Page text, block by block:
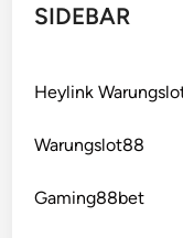
SIDEBAR
Heylink
Warungslot88
Gaming88bet